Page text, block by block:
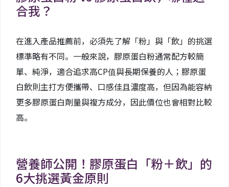
合我？
在進入產品推薦前，必須先了解「粉」與「飲」的挑選
標準略有不同。一般來說，膠原蛋白粉通常配方較簡
單、純淨，適合追求高CP值與長期保養的人；膠原蛋
白飲則主打方便攜帶、口感佳且濃度高，但因為能容納
更多膠原蛋白劑量與複方成分，因此價位也會相對比較
高。
營養師公開！膠原蛋白「粉＋飲」的
6大挑選黃金原則